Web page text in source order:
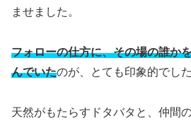
ませました。
フォローの仕方に、その場の誰か
んでいたのが、とても印象的でした
天然がもたらすドタバタと、仲間